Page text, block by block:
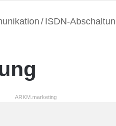
/ ISDN-
ARKM.marketing